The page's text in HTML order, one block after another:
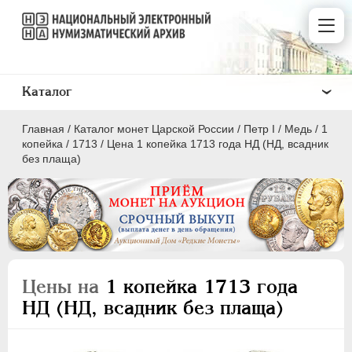
Главная / Каталог монет Царской России / Пeтр I / Медь / 1
копейка / 1713 / Цена 1 копейка 1713 года НД (НД, всадник
без плаща)
Цены на 1 копейка 1713 года
НД (НД, всадник без плаща)
Каталог
ПEТР I 1699 - 1725
Серебро
Медь